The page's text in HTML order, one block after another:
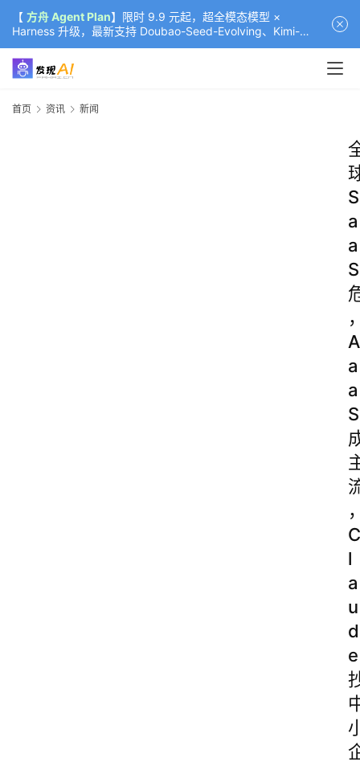
【 方舟 Agent Plan】限时 9.9 元起，超全模态模型 ×
Harness 升级，最新支持 Doubao-Seed-Evolving、Kimi-
K3（部分）、GLM-5.2
首页 资讯 新闻
S
a
a
S
A
a
a
S
C
l
a
u
d
e